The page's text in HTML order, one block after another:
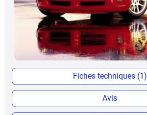
Fiches techniques (1)
Avis